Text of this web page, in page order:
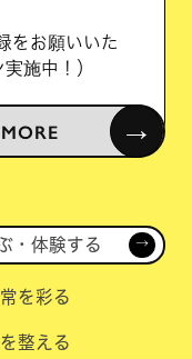
をお願いいた
施中！）
→
・体験する →
を彩る
整える